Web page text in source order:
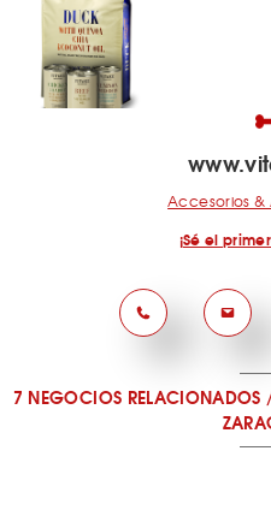
Accesorios &
¡Sé el
7 NEGOCIOS RELACIONADOS